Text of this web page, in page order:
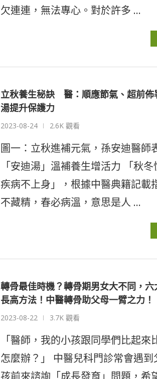
欠連連，無法專心。對於許多 …
立秋養生秘訣 醫：順應節氣、超前佈
湯提升保護力
2023-08-24 2.6K 觀看
圖一：立秋進補元氣，孫安迪醫師
「安迪湯」溫補養生增活力 「秋冬
疾病不上身」，根據中醫典籍記載
不藏精，春必病溫，意思是人 …
轉骨最佳時機？轉骨期男女大不同，六
長高方法！中醫轉骨助父母一臂之力！
2023-08-22 3.7K 觀看
「醫師，我的小孩跟同學們比起來
怎麼辦？」 中醫兒科門診常會遇到
孩前來諮詢「成長發育」問題，希